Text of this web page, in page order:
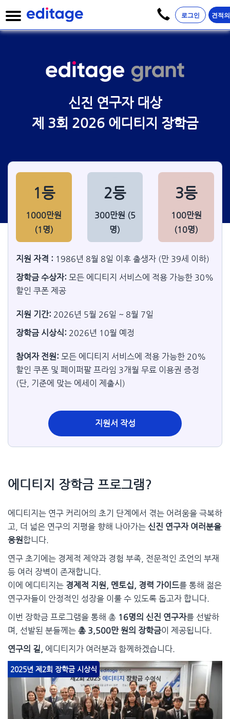
로그인 견적
신진 연구자 대상
제 3회 2026 에디티지 장학금​
1등
1000만원
(1명)
2등
300만원 (5
명)
3등
100만원
(10명)
지원 자격 : 1986년 8월 8일 이후 출생자 (만 39세 이하)
장학금 수상자: 모든 에디티지 서비스에 적용 가능한 30%
할인 쿠폰 제공
지원 기간: 2026년 5월 26일 ~ 8월 7일
장학금 시상식: 2026년 10월 예정
참여자 전원: 모든 에디티지 서비스에 적용 가능한 20%
할인 쿠폰 및 페이퍼팔 프라임 3개월 무료 이용권 증정
(단, 기준에 맞는 에세이 제출시)
지원서 작성​
에디티지 장학금 프로그램?
에디티지는 연구 커리어의 초기 단계에서 겪는 어려움을 극복하
고, 더 넓은 연구의 지평을 향해 나아가는 신진 연구자 여러분을
응원합니다.
연구 초기에는 경제적 제약과 경험 부족, 전문적인 조언의 부재
등 여러 장벽이 존재합니다.
이에 에디티지는 경제적 지원, 멘토십, 경력 가이드를 통해 젊은
연구자들이 안정적인 성장을 이룰 수 있도록 돕고자 합니다.
이번 장학금 프로그램을 통해 총 16명의 신진 연구자를 선발하
며, 선발된 분들께는 총 3,500만 원의 장학금이 제공됩니다.
연구의 길, 에디티지가 여러분과 함께하겠습니다.
2025년 제2회 장학금 시상식​